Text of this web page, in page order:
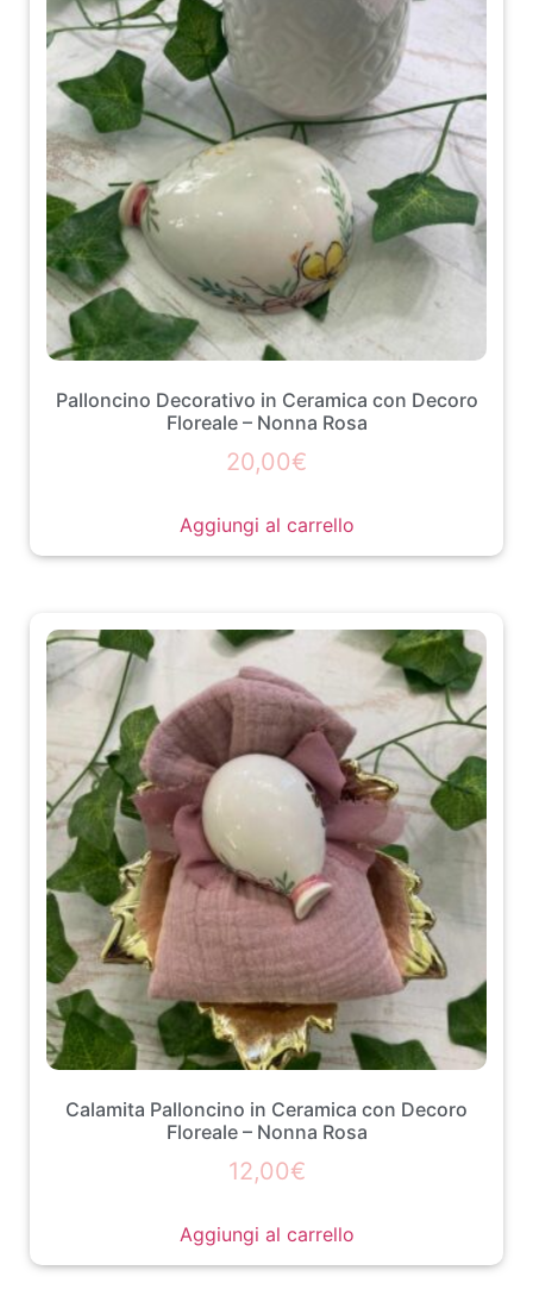
Palloncino Decorativo in Ceramica con Decoro
Floreale – Nonna Rosa
20,00€
Aggiungi al carrello
Calamita Palloncino in Ceramica con Decoro
Floreale – Nonna Rosa
12,00€
Aggiungi al carrello